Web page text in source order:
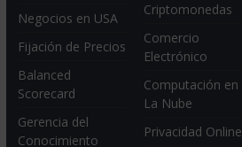
Negocios en USA
Fijación de Precios
Balanced
Scorecard
Gerencia del
Conocimiento
Criptomonedas
Comercio
Electrónico
Computación en
La Nube
Privacidad Online